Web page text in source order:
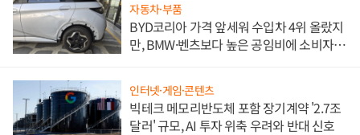
자동차·부품
BYD코리아 가격 앞세워 수입차 4위 올랐지
만, BMW·벤츠보다 높은 공임비에 소비자
인터넷·게임·콘텐츠
빅테크 메모리반도체 포함 장기계약 '2.7조
달러' 규모, AI 투자 위축 우려와 반대 신호